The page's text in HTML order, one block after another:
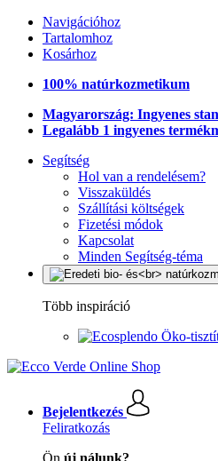
Navigációhoz
Tartalomhoz
Kosárhoz
100% natúrkozmetikum
Magyarország: Ingyenes
Legalább 1 ingyenes
Segítség
Hol van a rendelésem?
Visszaküldés
Szállítási költségek
Fizetési módok
Kapcsolat
Minden Segítség-téma
Több inspiráció
Öko-
Bejelentkezés
Feliratkozás
Ön új nálunk?